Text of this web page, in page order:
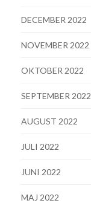
DECEMBER 2022
NOVEMBER 2022
OKTOBER 2022
SEPTEMBER 2022
AUGUST 2022
JULI 2022
JUNI 2022
MAJ 2022